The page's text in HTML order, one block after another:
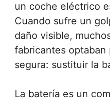
un coche eléctrico
Cuando sufre un
daño visible,
fabricantes optaban
segura: sustituir la
La batería es un